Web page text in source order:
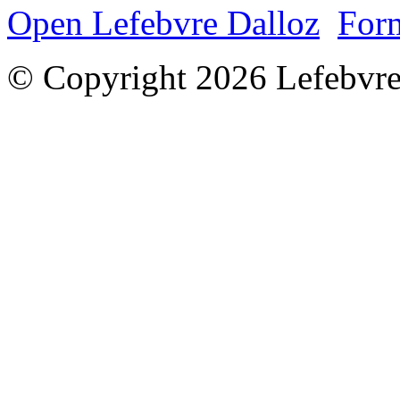
Open Lefebvre Dalloz
© Copyright 2026